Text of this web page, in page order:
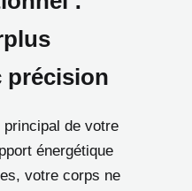
précision
de votre
énergétique
votre corps ne